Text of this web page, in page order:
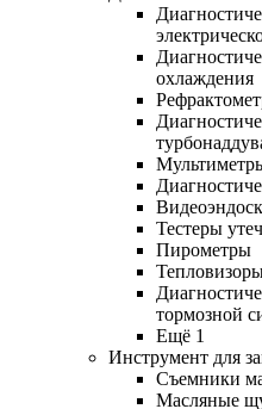
охлаждения
Тестеры
Пирометры
тормозной
Ещё 1
Инструмент для
Съемники
Масляные